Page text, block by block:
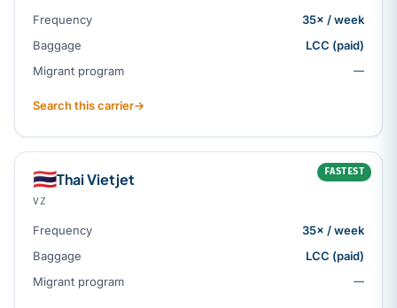
Frequency
35× / week
Baggage
LCC (paid)
Migrant program
—
Search this carrier→
FASTEST
🇹🇭Thai Vietjet
VZ
Frequency
35× / week
Baggage
LCC (paid)
Migrant program
—